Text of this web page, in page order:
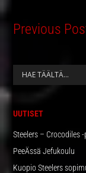
Previous
UUTISET
Steelers – Crocodiles
PeeÄssä Jefukoulu
Kuopio Steelers